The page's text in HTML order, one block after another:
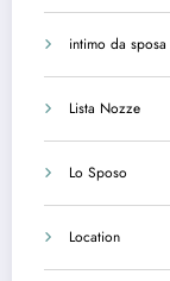
intimo da sposa
Lista Nozze
Lo Sposo
Location